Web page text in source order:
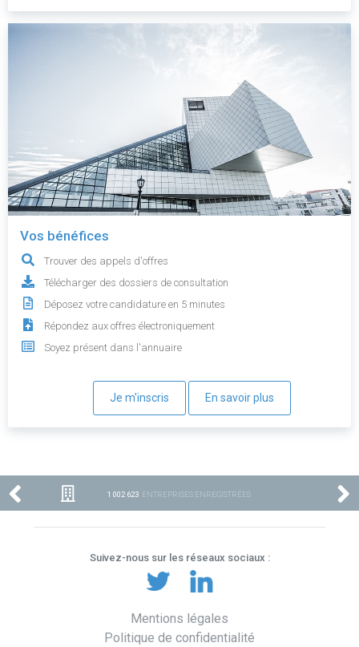
Vos bénéfices
Trouver des appels d'offres
Télécharger des dossiers de consultation
Déposez votre candidature en 5 minutes
Répondez aux offres électroniquement
Soyez présent dans l'annuaire
Je m'inscris En savoir plus
1 002 623 ENTREPRISES ENREGISTRÉES
Suivez-nous sur les réseaux sociaux :
Mentions légales
Politique de confidentialité